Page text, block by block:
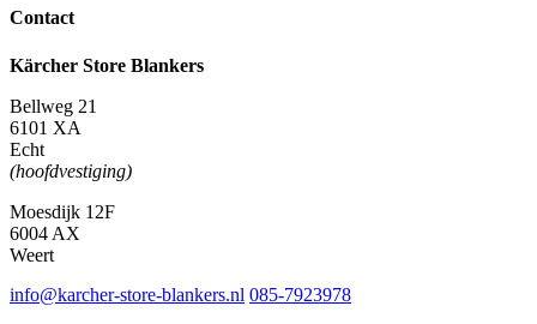
Contact
Kärcher Store Blankers
Bellweg 21
6101 XA
Echt
(hoofdvestiging)
Moesdijk 12F
6004 AX
Weert
info@karcher-store-blankers.nl 085-7923978